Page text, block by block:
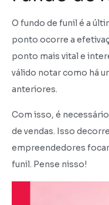
O fundo de funil é a
ponto ocorre a
ponto mais vital e
válido notar como há
anteriores.
Com isso, é
de vendas. Isso
empreendedores
funil. Pense nisso!